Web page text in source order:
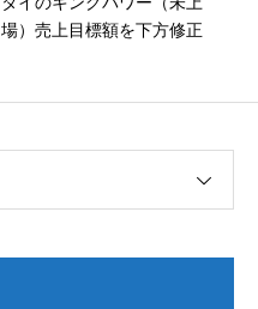
場）売上目標額を下方修正